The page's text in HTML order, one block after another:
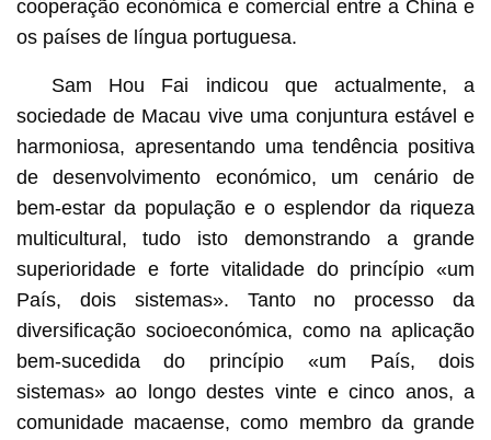
cooperação económica e comercial entre a China e
os países de língua portuguesa.
Sam Hou Fai indicou que actualmente, a
sociedade de Macau vive uma conjuntura estável e
harmoniosa, apresentando uma tendência positiva
de desenvolvimento económico, um cenário de
bem-estar da população e o esplendor da riqueza
multicultural, tudo isto demonstrando a grande
superioridade e forte vitalidade do princípio «um
País, dois sistemas». Tanto no processo da
diversificação socioeconómica, como na aplicação
bem-sucedida do princípio «um País, dois
sistemas» ao longo destes vinte e cinco anos, a
comunidade macaense, como membro da grande